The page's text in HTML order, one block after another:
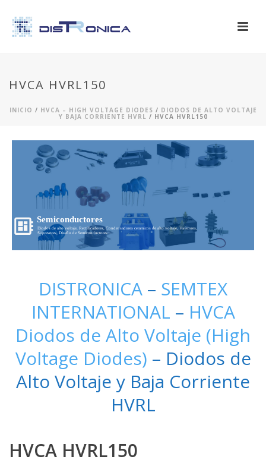
HVCA HVRL150
INICIO / HVCA – HIGH VOLTAGE DIODES / DIODOS DE ALTO VOLTAJE
Y BAJA CORRIENTE HVRL / HVCA HVRL150
Semiconductores
Diodos de alto voltaje, Rectificadores, Condensadores ceramicos de alto voltaje, Varistores,
Supresores, Diseño de Semiconductores...
DISTRONICA – SEMTEX
INTERNATIONAL – HVCA
Diodos de Alto Voltaje (High
Voltage Diodes) – Diodos de
Alto Voltaje y Baja Corriente
HVRL
HVCA HVRL150